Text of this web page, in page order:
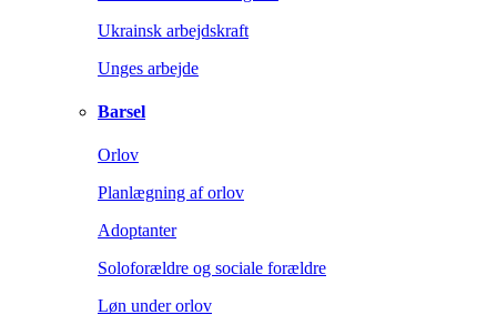
Ukrainsk arbejdskraft
Unges arbejde
Barsel
Orlov
Planlægning af orlov
Adoptanter
Soloforældre og sociale forældre
Løn under orlov